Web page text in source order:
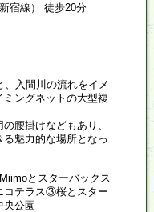
宿線） 徒歩20分
、入間川の流れをイメ
ングネットの大型複
腰掛けなどもあり、
魅力的な場所となっ
とスターバックス
コテラス③桜とスター
公園